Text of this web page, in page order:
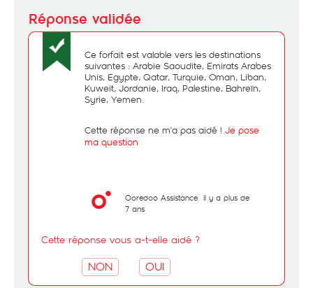
Ce forfait est valable vers les destinations
suivantes : Arabie Saoudite, Emirats Arabes
Unis, Egypte, Qatar, Turquie, Oman, Liban,
Kuweit, Jordanie, Iraq, Palestine, Bahreïn,
Syrie, Yemen.
Cette réponse ne m’a pas aidé ! Je pose
ma question
Ooredoo Assistance il y a plus de
7 ans
Cette réponse vous a-t-elle aidé ?
NON OUI